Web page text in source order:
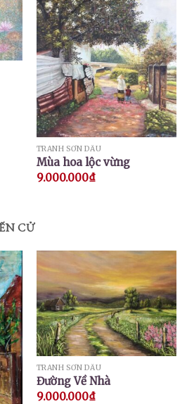
TRANH SƠN DẦU
Mùa hoa lộc vừng
9.000.000₫
CỬ
TRANH SƠN DẦU
Đường Về Nhà
9.000.000₫